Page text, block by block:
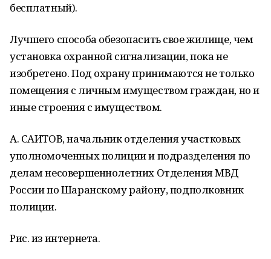
бесплатный).
Лучшего способа обезопасить свое жилище, чем
установка охранной сигнализации, пока не
изобретено. Под охрану принимаются не только
помещения с личным имуществом граждан, но и
иные строения с имуществом.
А. САИТОВ, начальник отделения участковых
уполномоченных полиции и подразделения по
делам несовершеннолетних Отделения МВД
России по Шаранскому району, подполковник
полиции.
Рис. из интернета.